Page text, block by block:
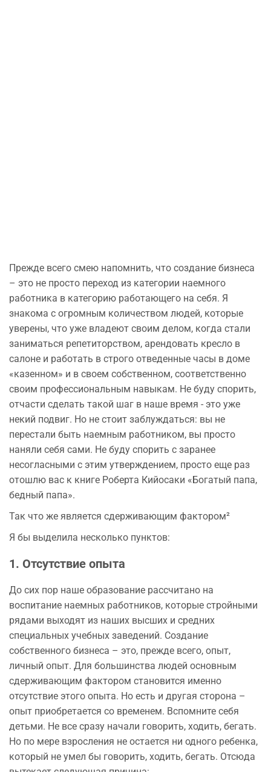
Прежде всего смею напомнить, что создание бизнеса
– это не просто переход из категории наемного
работника в категорию работающего на себя. Я
знакома с огромным количеством людей, которые
уверены, что уже владеют своим делом, когда стали
заниматься репетиторством, арендовать кресло в
салоне и работать в строго отведенные часы в доме
«казенном» и в своем собственном, соответственно
своим профессиональным навыкам. Не буду спорить,
отчасти сделать такой шаг в наше время - это уже
некий подвиг. Но не стоит заблуждаться: вы не
перестали быть наемным работником, вы просто
наняли себя сами. Не буду спорить с заранее
несогласными с этим утверждением, просто еще раз
отошлю вас к книге Роберта Кийосаки «Богатый папа,
бедный папа».
Так что же является сдерживающим фактором²
Я бы выделила несколько пунктов:
1. Отсутствие опыта
До сих пор наше образование рассчитано на
воспитание наемных работников, которые стройными
рядами выходят из наших высших и средних
специальных учебных заведений. Создание
собственного бизнеса – это, прежде всего, опыт,
личный опыт. Для большинства людей основным
сдерживающим фактором становится именно
отсутствие этого опыта. Но есть и другая сторона –
опыт приобретается со временем. Вспомните себя
детьми. Не все сразу начали говорить, ходить, бегать.
Но по мере взросления не остается ни одного ребенка,
который не умел бы говорить, ходить, бегать. Отсюда